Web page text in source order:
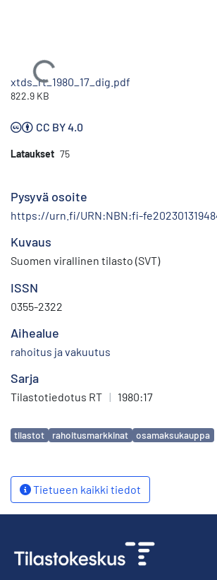
Ladataan...
xtds_rt_1980_17_dig.pdf
822.9 KB
CC BY 4.0
Lataukset 75
Pysyvä osoite
https://urn.fi/URN:NBN:fi-
Kuvaus
Suomen virallinen tilasto (SVT)
ISSN
0355-2322
Aihealue
rahoitus ja vakuutus
Sarja
Tilastotiedotus RT | 1980:17
Avainsanat
tilastot rahoitusmarkkinat osamaksukauppa
Tietueen kaikki tiedot